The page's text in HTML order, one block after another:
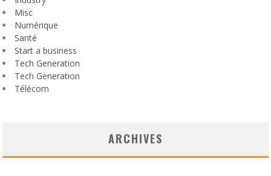
Misc
Numérique
Santé
Start a business
Tech Generation
Tech Generation
Télécom
ARCHIVES